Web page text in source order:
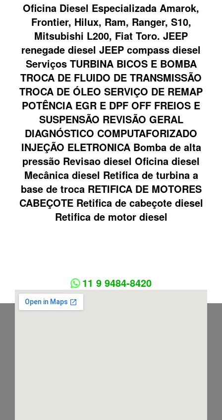
Oficina Diesel Especializada Amarok,
Frontier, Hilux, Ram, Ranger, S10,
Mitsubishi L200, Fiat Toro. JEEP
renegade diesel JEEP compass diesel
Serviços TURBINA BICOS E BOMBA
TROCA DE FLUIDO DE TRANSMISSÃO
TROCA DE ÓLEO SERVIÇO DE REMAP
POTÊNCIA EGR E DPF OFF FREIOS E
SUSPENSÃO REVISÃO GERAL
DIAGNÓSTICO COMPUTAFORIZADO
INJEÇÃO ELETRONICA Bomba de alta
pressão Revisao diesel Oficina diesel
Mecânica diesel Retifica de turbina a
base de troca RETIFICA DE MOTORES
CABEÇOTE Retifica de cabeçote diesel
Retifica de motor diesel
11 9 9484-8420